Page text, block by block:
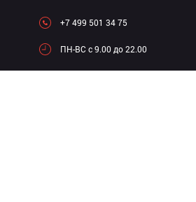
+7 499 501 34 75
ПН-ВC c 9.00 до 22.00